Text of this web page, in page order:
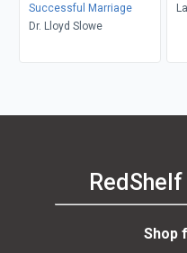
Successful Marriage
Dr. Lloyd Slowe
Shop